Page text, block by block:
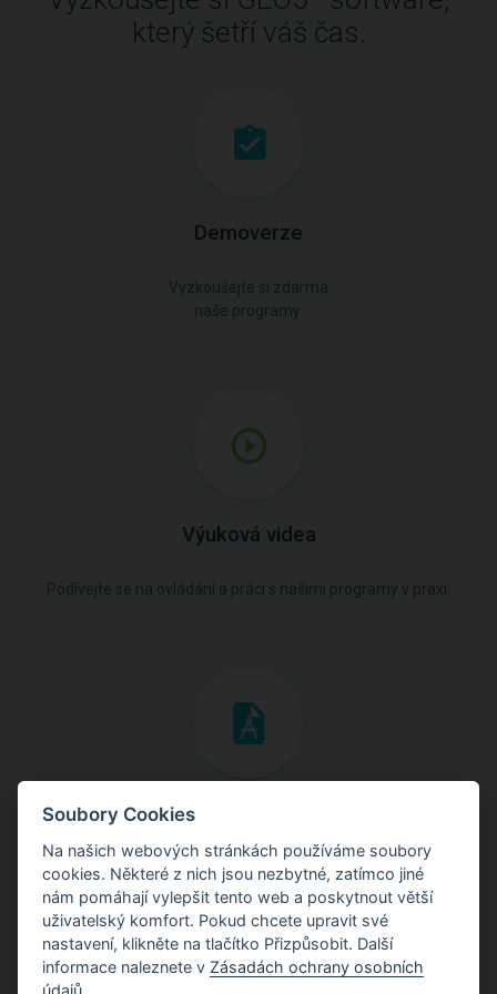
který šetří váš čas.
Demoverze
Výuková videa
Inženýrské manuály
Stáhněte si manuály s teoretickými i praktickými ukázkami
použití programů.
Soubory Cookies
Na našich webových stránkách používáme soubory
cookies. Některé z nich jsou nezbytné, zatímco jiné
nám pomáhají vylepšit tento web a poskytnout větší
uživatelský komfort. Pokud chcete upravit své
nastavení, klikněte na tlačítko Přizpůsobit. Další
informace naleznete v Zásadách ochrany osobních
údajů